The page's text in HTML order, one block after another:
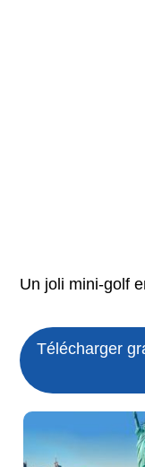
Un joli mini-golf
Télécharger